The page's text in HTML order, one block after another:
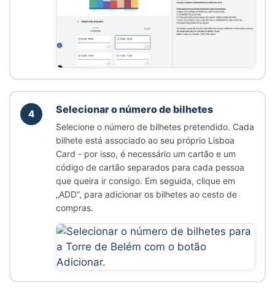
4 Selecionar o número de bilhetes
Selecione o número de bilhetes pretendido. Cada
bilhete está associado ao seu próprio Lisboa
Card - por isso, é necessário um cartão e um
código de cartão separados para cada pessoa
que queira ir consigo. Em seguida, clique em
„ADD“, para adicionar os bilhetes ao cesto de
compras.